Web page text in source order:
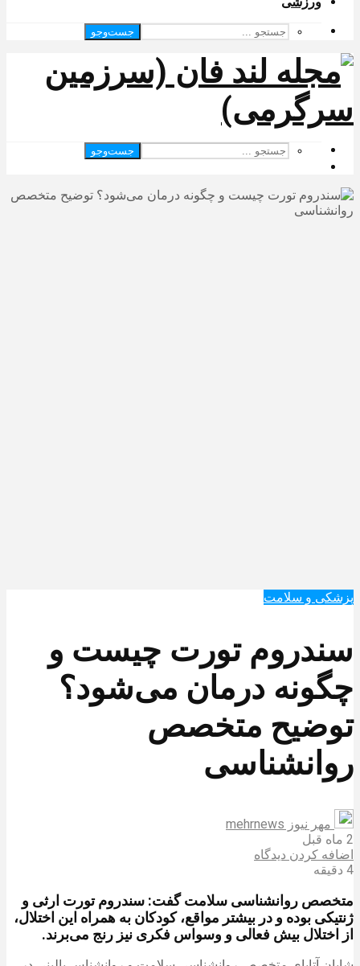
جست‌وجو
جست‌وجو
پزشکی و سلامت
سندروم تورت چیست و
چگونه درمان می‌شود؟
توضیح متخصص
روانشناسی
مهر نیوز mehrnews
2 ماه قبل
اضافه کردن دیدگاه
4 دقیقه
متخصص روانشناسی سلامت گفت: سندروم تورت ارثی و
ژنتیکی بوده و در بیشتر مواقع، کودکان به همراه این اختلال،
از اختلال بیش فعالی و وسواس فکری نیز رنج می‌برند.